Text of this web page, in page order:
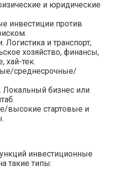
и юридические
инвестиции против
Логистика и транспорт,
хозяйство, финансы,
хай-тек.
среднесрочные/
Локальный бизнес или
высокие стартовые и
инвестиционные
такие типы: